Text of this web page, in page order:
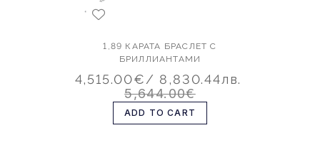
1,89 КАРАТА БРАСЛЕТ С
БРИЛЛИАНТАМИ
4,515.00€/ 8,830.44лв.
5,644.00€
ADD TO CART